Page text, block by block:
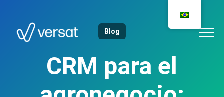
Blog
CRM para el